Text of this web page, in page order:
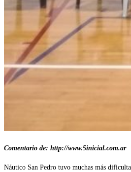
Comentario de: http://www.5inicial.com.ar
Náutico San Pedro tuvo muchas más